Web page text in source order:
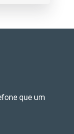
que um